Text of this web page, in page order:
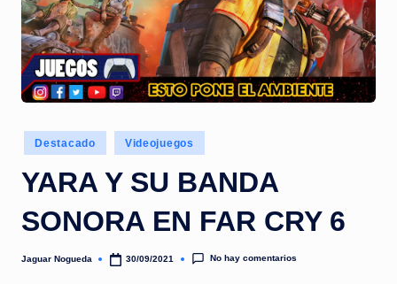
o
g
u
a
Publicado
en
Destacado Videojuegos
YARA Y SU BANDA
SONORA EN FAR CRY 6
Publicado
Jaguar Nogueda 30/09/2021 No hay comentarios